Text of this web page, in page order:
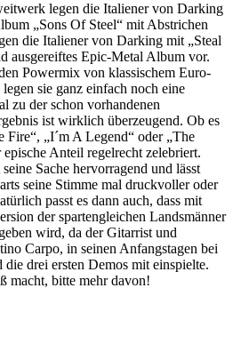
legen die Italiener von Darking
„Sons Of Steel“ mit Abstrichen
die Italiener von Darking mit „Steal
ausgereiftes Epic-Metal Album vor.
Powermix von klassischem Euro-
sie ganz einfach noch eine
zu der schon vorhandenen
ist wirklich überzeugend. Ob es
Fire“, „I´m A Legend“ oder „The
Anteil regelrecht zelebriert.
Sache hervorragend und lässt
seine Stimme mal druckvoller oder
passt es dann auch, dass mit
der spartengleichen Landsmänner
wird, da der Gitarrist und
Carpo, in seinen Anfangstagen bei
drei ersten Demos mit einspielte.
macht, bitte mehr davon!